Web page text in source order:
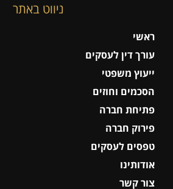
ניווט באתר
ראשי
עורך דין לעסקים
ייעוץ משפטי
הסכמים וחוזים
פתיחת חברה
פירוק חברה
טפסים לעסקים
אודותינו
צור קשר